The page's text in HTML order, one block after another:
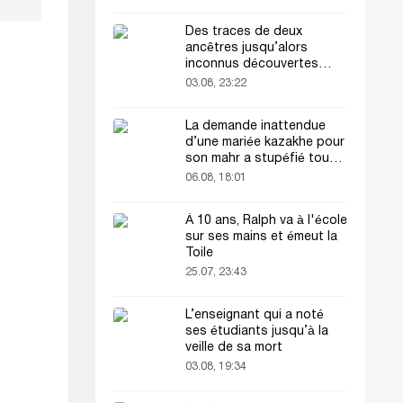
Des traces de deux
ancêtres jusqu’alors
inconnus découvertes
dans l’ADN humain
03.08, 23:22
La demande inattendue
d’une mariée kazakhe pour
son mahr a stupéfié tout
le monde
06.08, 18:01
À 10 ans, Ralph va à l'école
sur ses mains et émeut la
Toile
25.07, 23:43
L’enseignant qui a noté
ses étudiants jusqu’à la
veille de sa mort
03.08, 19:34